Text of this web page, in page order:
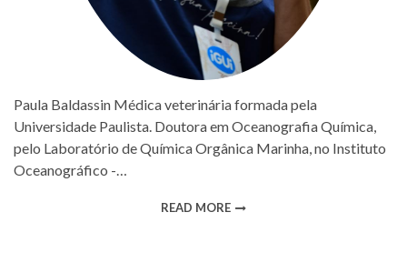
Paula Baldassin Médica veterinária formada pela
Universidade Paulista. Doutora em Oceanografia Química,
pelo Laboratório de Química Orgânica Marinha, no Instituto
Oceanográfico -…
READ MORE